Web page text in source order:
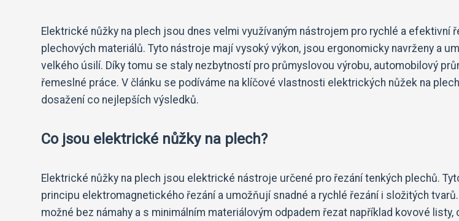
Elektrické nůžky na plech jsou dnes velmi využívaným nástrojem pro rychlé a efektivní
plechových materiálů. Tyto nástroje mají vysoký výkon, jsou ergonomicky navrženy a
velkého úsilí. Díky tomu se staly nezbytností pro průmyslovou výrobu, automobilový
řemeslné práce. V článku se podíváme na klíčové vlastnosti elektrických nůžek na
dosažení co nejlepších výsledků.
Co jsou elektrické nůžky na plech?
Elektrické nůžky na plech jsou elektrické nástroje určené pro řezání tenkých plechů.
principu elektromagnetického řezání a umožňují snadné a rychlé řezání i složitých
možné bez námahy a s minimálním materiálovým odpadem řezat například kovové